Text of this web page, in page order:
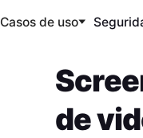
Casos de uso
de